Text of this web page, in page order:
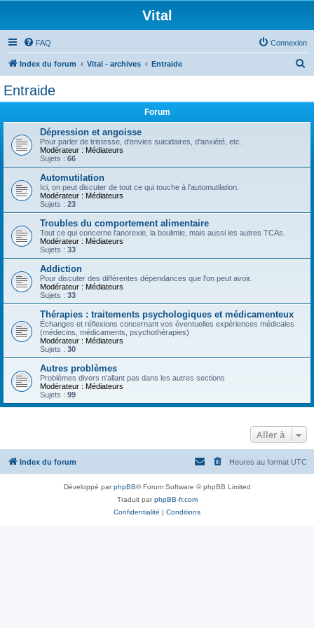
Vital
FAQ Connexion
Index du forum Vital - archives Entraide
r
Entraide
Forum
Dépression et angoisse
Pour parler de tristesse, d'envies suicidaires, d'anxiété, etc.
Modérateur : Médiateurs
Sujets : 66
Automutilation
Ici, on peut discuter de tout ce qui touche à l'automutilation.
Modérateur : Médiateurs
Sujets : 23
Troubles du comportement alimentaire
Tout ce qui concerne l'anorexie, la boulimie, mais aussi les autres TCAs.
Modérateur : Médiateurs
Sujets : 33
Addiction
Pour discuter des différentes dépendances que l'on peut avoir.
Modérateur : Médiateurs
Sujets : 33
Thérapies : traitements psychologiques et médicamenteux
Échanges et réflexions concernant vos éventuelles expériences médicales
(médecins, médicaments, psychothérapies)
Modérateur : Médiateurs
Sujets : 30
Autres problèmes
Problèmes divers n'allant pas dans les autres sections
Modérateur : Médiateurs
Sujets : 99
Aller à
Index du forum Heures au format UTC
Développé parphpBB® Forum Software © phpBB Limited
Traduit parphpBB-fr.com
Confidentialité | Conditions